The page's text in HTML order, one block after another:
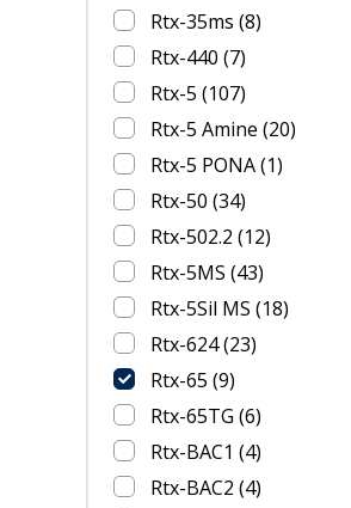
Rtx-35ms (8)
Rtx-440 (7)
Rtx-5 (107)
Rtx-5 Amine (20)
Rtx-5 PONA(1)
Rtx-50 (34)
Rtx-502.2 (12)
Rtx-5MS (43)
Rtx-5Sil MS (18)
Rtx-624(23)
Rtx-65 (9)
Rtx-65TG (6)
Rtx-BAC1 (4)
Rtx-BAC2 (4)